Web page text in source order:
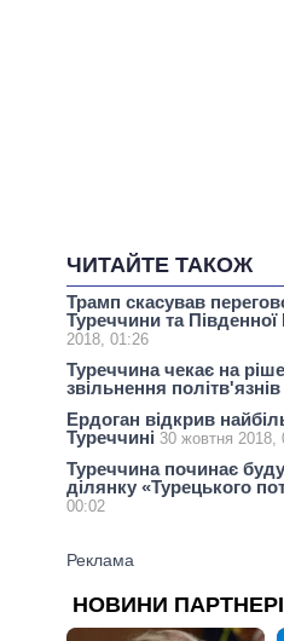
ЧИТАЙТЕ ТАКОЖ
Трамп скасував
Туреччини та Південної
2018, 01:26
Туреччина чекає на
звільнення політв'язнів
Ердоган відкрив
Туреччині 30 жовтня 2018,
Туреччина починає
ділянку «Турецького
00:02